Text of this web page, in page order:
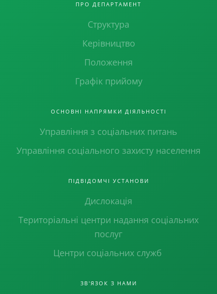
ПРО ДЕПАРТАМЕНТ
Структура
Керівництво
Положення
Графік прийому
ОСНОВНІ НАПРЯМКИ ДІЯЛЬНОСТІ
Управління з соціальних питань
Управління соціального захисту населення
ПІДВІДОМЧІ УСТАНОВИ
Дислокація
Територіальні центри надання соціальних
послуг
Центри соціальних служб
ЗВ'ЯЗОК З НАМИ